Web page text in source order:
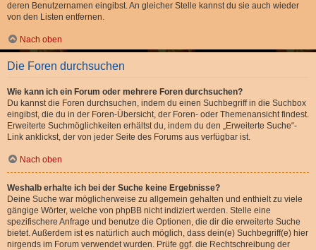
deren Benutzernamen eingibst. An gleicher Stelle kannst du sie auch wieder
von den Listen entfernen.
Nach oben
Die Foren durchsuchen
Wie kann ich ein Forum oder mehrere Foren durchsuchen?
Du kannst die Foren durchsuchen, indem du einen Suchbegriff in die Suchbox
eingibst, die du in der Foren-Übersicht, der Foren- oder Themenansicht findest.
Erweiterte Suchmöglichkeiten erhältst du, indem du den „Erweiterte Suche“-
Link anklickst, der von jeder Seite des Forums aus verfügbar ist.
Nach oben
Weshalb erhalte ich bei der Suche keine Ergebnisse?
Deine Suche war möglicherweise zu allgemein gehalten und enthielt zu viele
gängige Wörter, welche von phpBB nicht indiziert werden. Stelle eine
spezifischere Anfrage und benutze die Optionen, die dir die erweiterte Suche
bietet. Außerdem ist es natürlich auch möglich, dass dein(e) Suchbegriff(e) hier
nirgends im Forum verwendet wurden. Prüfe ggf. die Rechtschreibung der